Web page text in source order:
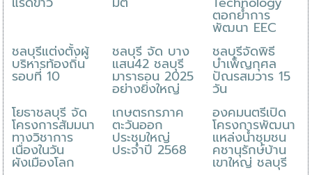
ตอกย้ำการ
พัฒนา EEC
ชลบุรีแต่งตั้งผู้
บริหารท้องถิ่น
รอบที่ 10
ชลบุรี จัด บาง
แสน42 ชลบุรี
มาราธอน 2025
อย่างยิ่งใหญ่
ชลบุรีจัดพิธี
บำเพ็ญกุศล
ปัณรสมวาร 15
วัน
โยธาชลบุรี จัด
โครงการสัมมนา
ทางวิชาการ
เนื่องในวัน
ผังเมืองโลก
เกษตรกรภาค
ตะวันออก
ประชุมใหญ่
ประจำปี 2568
องคมนตรีเปิด
โครงการพัฒนา
แหล่งน้ำชุมชน
คชานุรักษ์บ้าน
เขาใหญ่ ชลบุรี